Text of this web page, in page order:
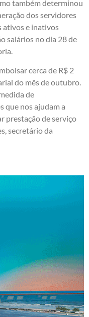
também determinou
dos servidores
ativos e inativos
salários no dia 28 de
cerca de R$ 2
do mês de outubro.
de
que nos ajudam a
prestação de serviço
secretário da